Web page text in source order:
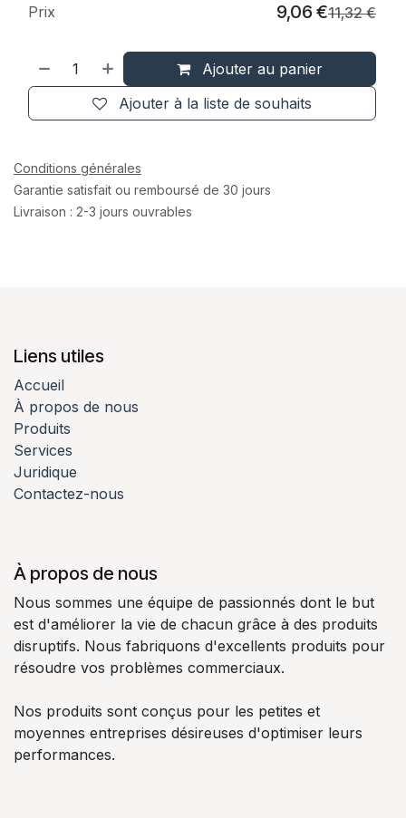
Ajouter au panier
Ajouter à la liste de souhaits
Prix 9,06 €11,32€
Conditions générales
Garantie satisfait ou remboursé de 30 jours
Livraison : 2-3 jours ouvrables
Liens utiles
Accueil
À propos de nous
Produits
Services
Juridique
Contactez-nous
À propos de nous
Nous sommes une équipe de passionnés dont le but
est d'améliorer la vie de chacun grâce à des produits
disruptifs. Nous fabriquons d'excellents produits pour
résoudre vos problèmes commerciaux.
Nos produits sont conçus pour les petites et
moyennes entreprises désireuses d'optimiser leurs
performances.